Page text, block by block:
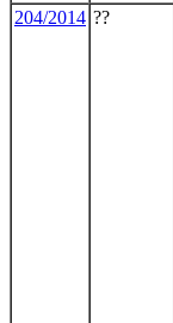
204/2014 ??